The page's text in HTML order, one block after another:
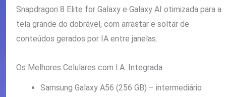
Snapdragon 8 Elite for Galaxy e Galaxy AI otimizada para a
tela grande do dobrável, com arrastar e soltar de
conteúdos gerados por IA entre janelas.
Os Melhores Celulares com I.A. Integrada
Samsung Galaxy A56 (256 GB) – intermediário